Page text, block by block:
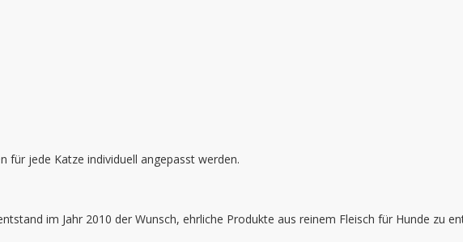
für jede Katze individuell angepasst werden.
im Jahr 2010 der Wunsch, ehrliche Produkte aus reinem Fleisch für Hunde zu